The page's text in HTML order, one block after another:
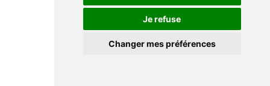
Je refuse
Changer mes préférences